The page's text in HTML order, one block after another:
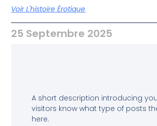
Voir L'histoire Érotique
25 Septembre 2025
A short description introducing
visitors know what type of posts
here.